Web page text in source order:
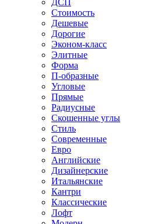
Стоимость
Дешевые
Дорогие
Эконом-класс
Элитные
Форма
П-образные
Угловые
Прямые
Радиусные
Скошенные углы
Стиль
Современные
Евро
Английские
Дизайнерские
Итальянские
Кантри
Классические
Лофт